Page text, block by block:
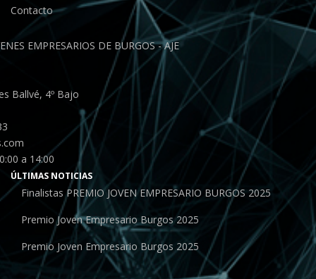
Contacto
EMPRESARIOS DE BURGOS - AJE
Ballvé, 4º Bajo
a 14:00
ÚLTIMAS NOTICIAS
Finalistas PREMIO JOVEN EMPRESARIO BURGOS 2025
Premio Joven Empresario Burgos 2025
Premio Joven Empresario Burgos 2025